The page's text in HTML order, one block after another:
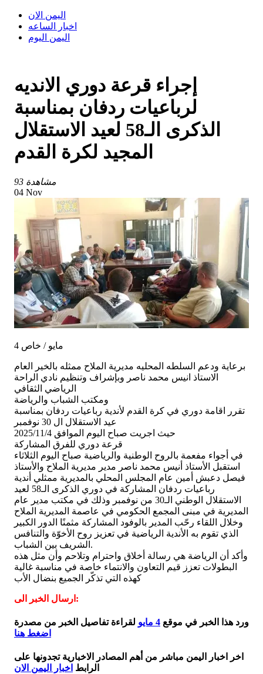
اليمن الان
اخبار الساعه
اليمن اليوم
إجراء قرعة دوري الانديه
لرباعيات ردفان بمناسبة
الذكرى الـ58 لعيد الاستقلال
المجيد لكرة القدم
93 مشاهدة
04 Nov
4 مايو / خاص
برعاية ودعم السلطه المحليه مديرية الملاح ممثله بالخير العام
الاستاذ انيس محمد ناصر وبإشراف وتنظيم نادي الراحة
الرياضي الثقافي
ومكتب الشباب والرياضة
تقرر اقامة دوري في كرة القدم لأندية رباعيات ردفان بمناسبة
عيد الاستقلال ال 30 نوفمبر
حيث اجريت صباح اليوم الموافق 2025/11/4
قرعة دوري للفرق المشاركة
في أجواء مفعمة بالروح الوطنية والرياضية صباح اليوم الثلاثاء
استقبل الأستاذ أنيس محمد ناصر مدير مديرية الملاح والأستاذ
فيصل دعبش أمين عام المجلس المحلي بالمديرية ممثلي أندية
رباعيات ردفان المشاركة في دوري الذكرى الـ58 لعيد
الاستقلال الوطني الـ30 من نوفمبر وذلك في مكتب مدير عام
المديرية في مبنى المجمع الحكومي في عاصمة المديرية الملاح
وخلال اللقاء رحّب المدير بالوفود المشاركة مثمنًا الدور الكبير
الذي تقوم به الأندية الرياضية في تعزيز روح الأخوّة والتنافس
الشريف بين الشباب.
وأكد أن الرياضة هي رسالة أخلاق واحترام وتلاحم وأن مثل هذه
البطولات تعزز قيم التعاون والانتماء خاصة في مناسبة غالية
كهذه التي تذكّر الجميع بنضال الأب
ارسال الخبر الى:
ورد هذا الخبر في موقع 4 مايو
لقراءة تفاصيل الخبر من مصدرة
اضغط هنا
اخر اخبار اليمن مباشر من أهم المصادر الاخبارية تجدونها على
الرابط اخبار اليمن الان